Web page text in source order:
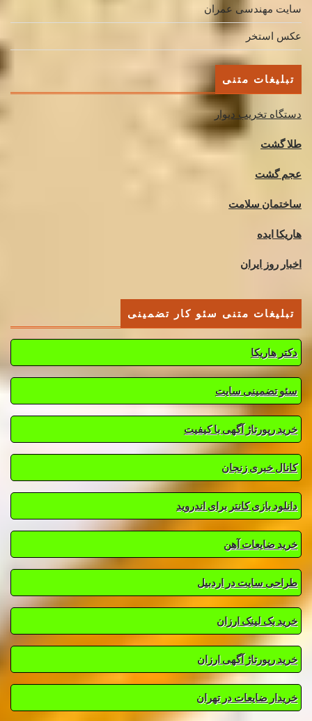
سایت مهندسی عمران
عکس استخر
تبلیغات متنی
دستگاه تخریب دیوار
طلا گشت
عجم گشت
ساختمان سلامت
هاریکا ایده
اخبار روز ایران
تبلیغات متنی سئو کار تضمینی
دکتر هاریکا
سئو تضمینی سایت
خرید رپورتاژ آگهی با کیفیت
کانال خبری زنجان
دانلود بازی کانتر برای اندروید
خرید ضایعات آهن
طراحی سایت در اردبیل
خرید بک لینک ارزان
خرید رپورتاژ آگهی ارزان
خریدار ضایعات در تهران